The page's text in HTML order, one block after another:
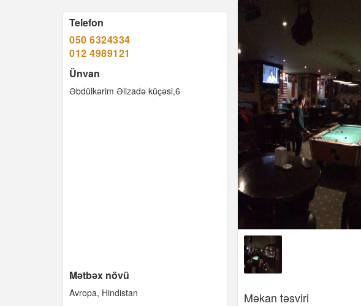
Telefon
050 6324334
012 4989121
Ünvan
Əbdülkərim Əlizadə küçəsi,6
Mətbəx növü
Avropa Hindistan Məkan təsviri